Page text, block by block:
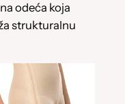
odeća koja
strukturalnu